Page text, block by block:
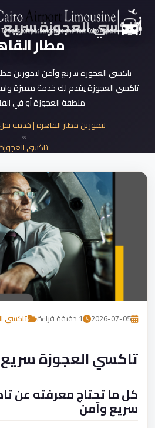
EN
AR
خدمات المطار
نحن
تاكسي العجوزة سريع
مطار
تاكسي العجوزة يقدم لك خدمة مميزة
منطقة العجوزة أو في
ليموزين مطار القاهرة | خدمة نقل
تاكسي العجوزة
تاكسي العجوزة سريع
2026-07-05 1 دقيقة قراءة تاكسي
تاكسي العجوزة سريع
كل ما تحتاج معرفته عن
سريع وآمن